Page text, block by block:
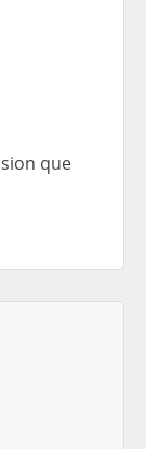
que